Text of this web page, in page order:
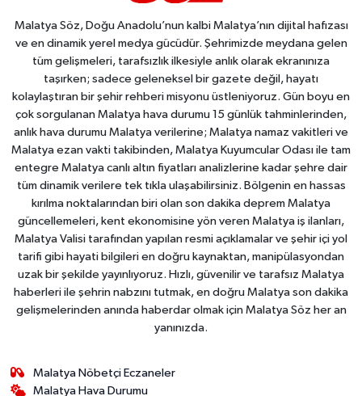
Malatya Söz, Doğu Anadolu’nun kalbi Malatya’nın dijital hafızası
ve en dinamik yerel medya gücüdür. Şehrimizde meydana gelen
tüm gelişmeleri, tarafsızlık ilkesiyle anlık olarak ekranınıza
taşırken; sadece geleneksel bir gazete değil, hayatı
kolaylaştıran bir şehir rehberi misyonu üstleniyoruz. Gün boyu en
çok sorgulanan Malatya hava durumu 15 günlük tahminlerinden,
anlık hava durumu Malatya verilerine; Malatya namaz vakitleri ve
Malatya ezan vakti takibinden, Malatya Kuyumcular Odası ile tam
entegre Malatya canlı altın fiyatları analizlerine kadar şehre dair
tüm dinamik verilere tek tıkla ulaşabilirsiniz. Bölgenin en hassas
kırılma noktalarından biri olan son dakika deprem Malatya
güncellemeleri, kent ekonomisine yön veren Malatya iş ilanları,
Malatya Valisi tarafından yapılan resmi açıklamalar ve şehir içi yol
tarifi gibi hayati bilgileri en doğru kaynaktan, manipülasyondan
uzak bir şekilde yayınlıyoruz. Hızlı, güvenilir ve tarafsız Malatya
haberleri ile şehrin nabzını tutmak, en doğru Malatya son dakika
gelişmelerinden anında haberdar olmak için Malatya Söz her an
yanınızda.
Malatya Nöbetçi Eczaneler
Malatya Hava Durumu